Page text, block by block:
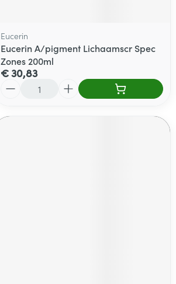
Eucerin
Eucerin A/pigment Lichaamscr Spec
Zones 200ml
€ 30,83